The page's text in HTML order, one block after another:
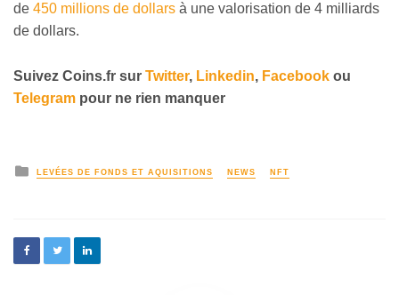
de 450 millions de dollars à une valorisation de 4 milliards
de dollars.
Suivez Coins.fr sur Twitter, Linkedin, Facebook ou
Telegram pour ne rien manquer
LEVÉES DE FONDS ET AQUISITIONS NEWS NFT